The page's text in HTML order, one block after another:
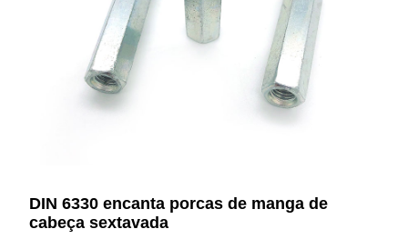
DIN 6330 encanta porcas de manga de
cabeça sextavada